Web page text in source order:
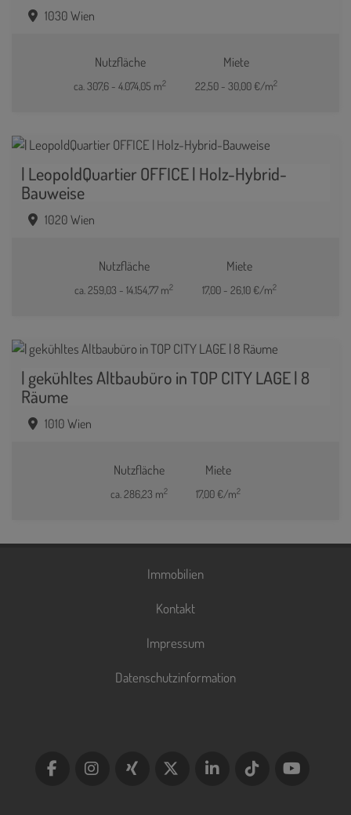
1030 Wien
Nutzfläche
ca. 307,6 - 4.074,05 m2
Miete
22,50 - 30,00 €/m2
| LeopoldQuartier OFFICE | Holz-Hybrid-
Bauweise
1020 Wien
Nutzfläche
ca. 259,03 - 14.154,77 m2
Miete
17,00 - 26,10 €/m2
| gekühltes Altbaubüro in TOP CITY LAGE | 8
Räume
1010 Wien
Nutzfläche
ca. 286,23 m2
Miete
17,00 €/m2
Immobilien
Kontakt
Impressum
Datenschutzinformation